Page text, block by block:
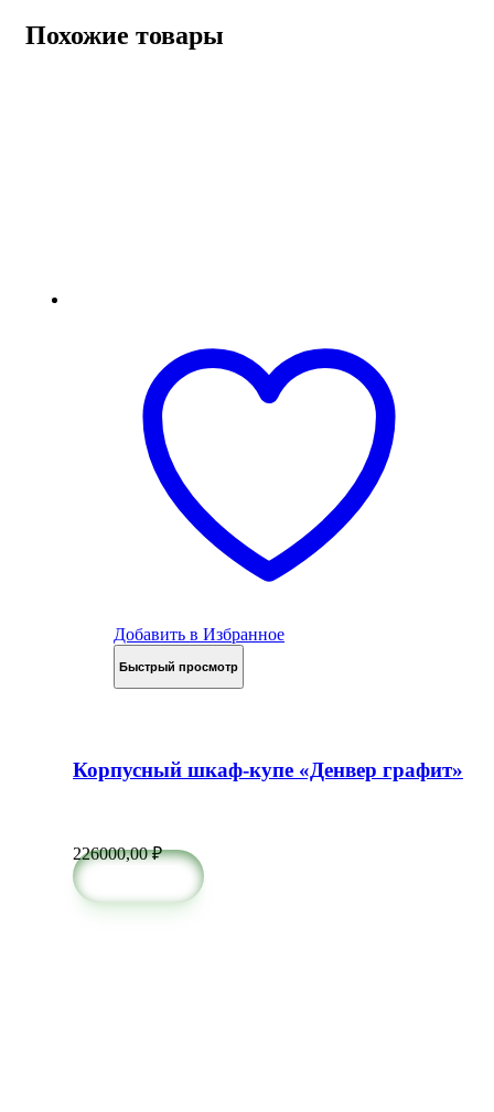
Похожие товары
Добавить в Избранное
Быстрый просмотр
Корпусный шкаф-купе «Денвер графит»
226000,00₽